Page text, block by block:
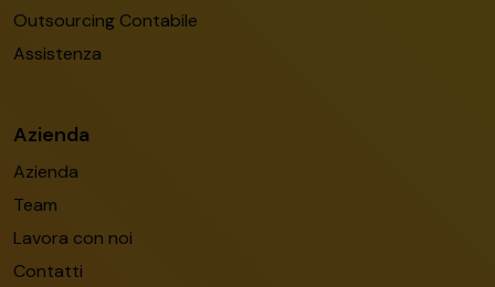
Outsourcing Contabile
Assistenza
Azienda
Azienda
Team
Lavora con noi
Contatti